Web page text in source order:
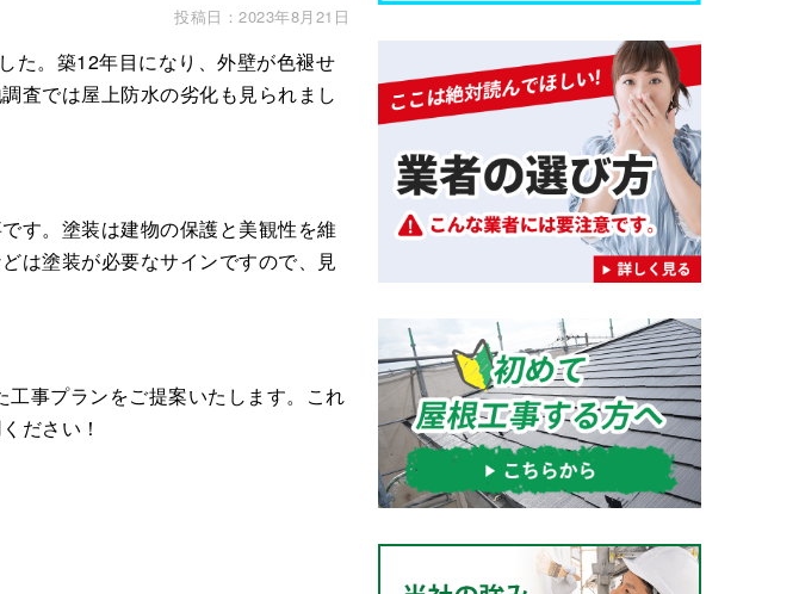
投稿日：2023年8月21日
た。築12年目になり、外壁が色褪せ
査では屋上防水の劣化も見られまし
す。塗装は建物の保護と美観性を維
は塗装が必要なサインですので、見
事プランをご提案いたします。これ
ださい！